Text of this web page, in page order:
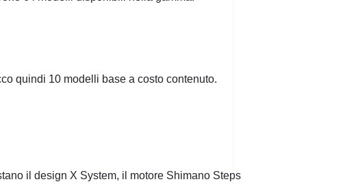
quindi 10 modelli base a costo contenuto.
il design X System, il motore Shimano Steps